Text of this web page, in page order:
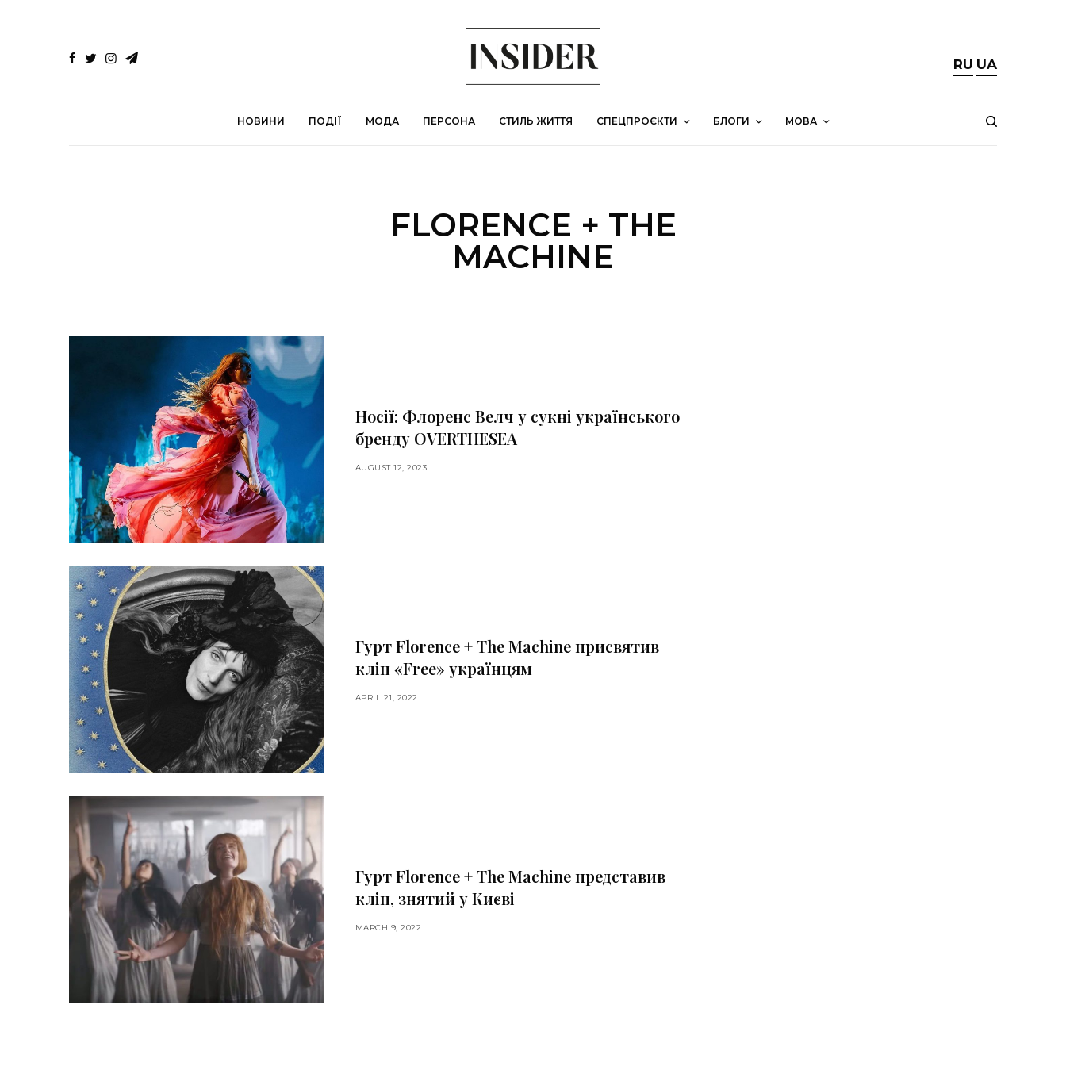
RU UA
НОВИНИ ПОДІЇ МОДА ПЕРСОНА СТИЛЬ ЖИТТЯ СПЕЦПРОЄКТИ БЛОГИ МОВА
FLORENCE + THE
MACHINE
Носії: Флоренс Велч у сукні українського
бренду OVERTHESEA
AUGUST 12, 2023
Гурт Florence + The Machine присвятив
кліп «Free» українцям
APRIL 21, 2022
Гурт Florence + The Machine представив
кліп, знятий у Києві
MARCH 9, 2022